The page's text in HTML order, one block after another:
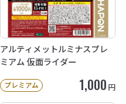
アルティメットルミナスプレ
ミアム 仮面ライダー
プレミアム 1,000 円